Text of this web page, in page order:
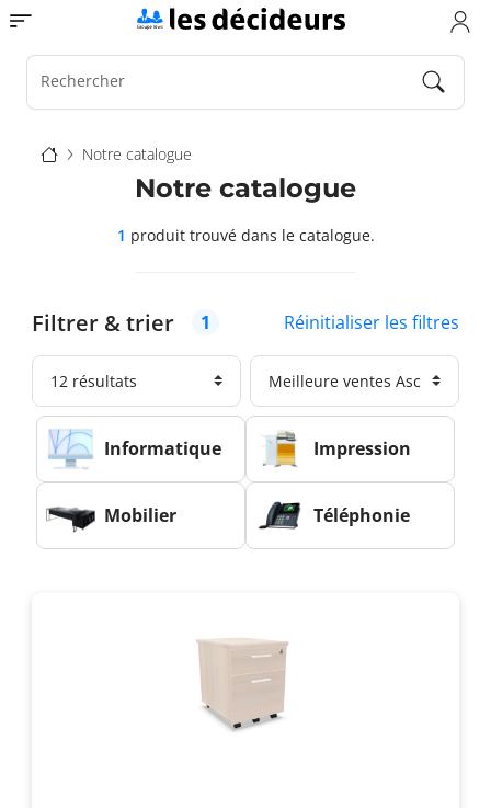
Aller
au
contenu
principal
Toggle navigation
Rechercher
Fil
d'Ariane
Notre catalogue
Filtrer & trier 1 Réinitialiser les filtres
Informatique Impression
Mobilier Téléphonie
Notre catalogue
1 produit trouvédans le catalogue.